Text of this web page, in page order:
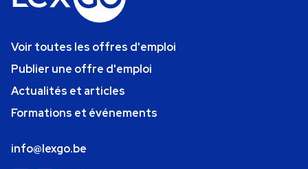
Voir toutes les offres d'emploi
Publier une offre d'emploi
Actualités et articles
Formations et événements
info@lexgo.be